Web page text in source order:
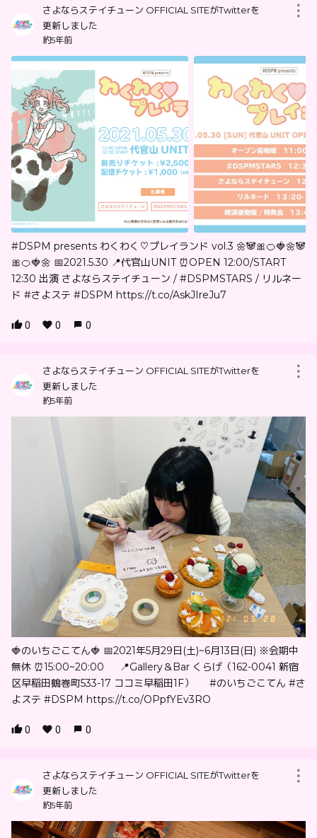
さよならステイチューン OFFICIAL SITEがTwitterを
更新しました
約5年前
#DSPM presents わくわく♡プレイランド vol.3 🌼🐼🎀🍊🍓🌼🐼
🎀🍊🍓🌼 📅2021.5.30 📍代官山UNIT ⏰OPEN 12:00/START
12:30 出演 さよならステイチューン / #DSPMSTARS / リルネー
ド #さよステ #DSPM https://t.co/AskJIreJu7
0 0 0
さよならステイチューン OFFICIAL SITEがTwitterを
更新しました
約5年前
🍓のいちごこてん🍓 📅2021年5月29日(土)~6月13日(日) ※会期中
無休 ⏰15:00~20:00 📍Gallery＆Bar くらげ（162-0041 新宿
区早稲田鶴巻町533-17 ココミ早稲田1F） #のいちごこてん #さ
よステ #DSPM https://t.co/OPpfYEv3RO
0 0 0
さよならステイチューン OFFICIAL SITEがTwitterを
更新しました
約5年前